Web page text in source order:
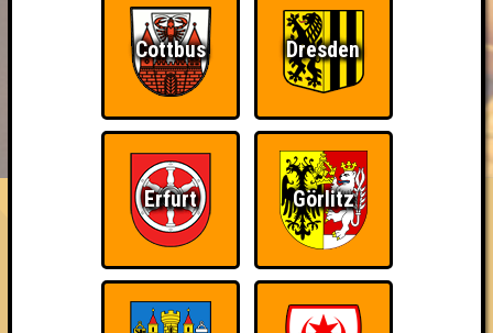
HIGHSCORE RESERVIERUNG
FAQ ÜBER UNS
Seitenquiz #148
"Sonnige Zeiten!" · 11.08.2015 · Prima Wetter
Angemeldete Teams
Cottbus Dresden
Erfurt Görlitz